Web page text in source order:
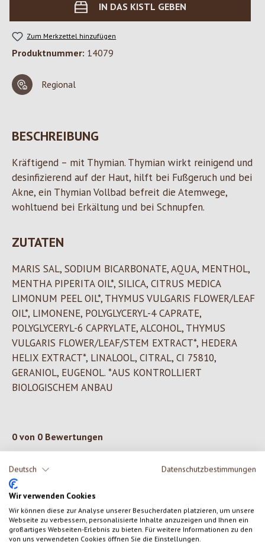
Deutsch Datenschutzbestimmungen
Wir verwenden Cookies
Wir können diese zur Analyse unserer Besucherdaten platzieren, um unsere
Webseite zu verbessern, personalisierte Inhalte anzuzeigen und Ihnen ein
großartiges Webseiten-Erlebnis zu bieten. Für weitere Informationen zu den
von uns verwendeten Cookies öffnen Sie die Einstellungen.
IN DAS KISTL GEBEN
Zum Merkzettel hinzufügen
Produktnummer: 14079
Regional
BESCHREIBUNG
Kräftigend – mit Thymian. Thymian wirkt reinigend und
desinfizierend auf der Haut, hilft bei Fußgeruch und bei
Akne, ein Thymian Vollbad befreit die Atemwege,
wohltuend bei Erkältung und bei Schnupfen.
ZUTATEN
MARIS SAL, SODIUM BICARBONATE, AQUA, MENTHOL,
MENTHA PIPERITA OIL*, SILICA, CITRUS MEDICA
LIMONUM PEEL OIL*, THYMUS VULGARIS FLOWER/LEAF
OIL*, LIMONENE, POLYGLYCERYL-4 CAPRATE,
POLYGLYCERYL-6 CAPRYLATE, ALCOHOL, THYMUS
VULGARIS FLOWER/LEAF/STEM EXTRACT*, HEDERA
HELIX EXTRACT*, LINALOOL, CITRAL, CI 75810,
GERANIOL, EUGENOL. *AUS KONTROLLIERT
BIOLOGISCHEM ANBAU
0 von 0 Bewertungen
Durchschnittliche Bewertung von 0 von 5 Sternen
Gib eine Bewertung ab!
Teile deine Erfahrungen mit dem Produkt mit anderen Kunden.
SCHREIBE EINE BEWERTUNG